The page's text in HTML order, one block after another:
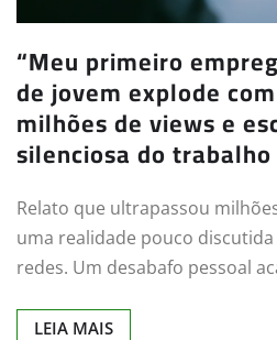
“Meu primeiro
de jovem explode
milhões de views e
silenciosa do
Relato que ultrapassou
uma realidade pouco
redes. Um desabafo pessoal
LEIA MAIS